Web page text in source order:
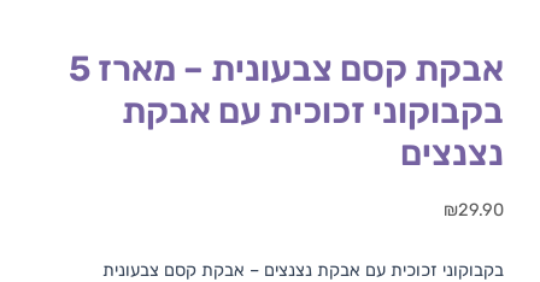
אבקת קסם צבעונית – מארז 5
בקבוקוני זכוכית עם אבקת
נצנצים
₪29.90
בקבוקוני זכוכית עם אבקת נצנצים – אבקת קסם צבעונית